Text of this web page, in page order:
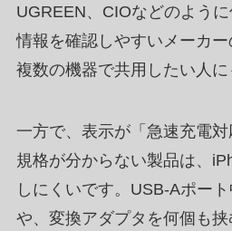
UGREEN、CIOなどのよう
情報を確認しやすいメーカ
複数の機器で共用したい人に
一方で、表示が「急速充電
規格が分からない製品は、
しにくいです。USB-Aポー
や、変換アダプタを何個も